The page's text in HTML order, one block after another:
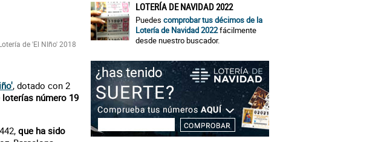
de 'El NIño' 2018
, dotado con 2
número 19
que ha sido
LOTERÍA DE NAVIDAD 2022
Puedes comprobar tus décimos de la
Lotería de Navidad 2022fácilmente
desde nuestro buscador.